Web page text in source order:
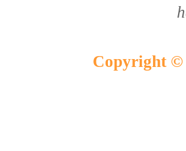
Copyright ©